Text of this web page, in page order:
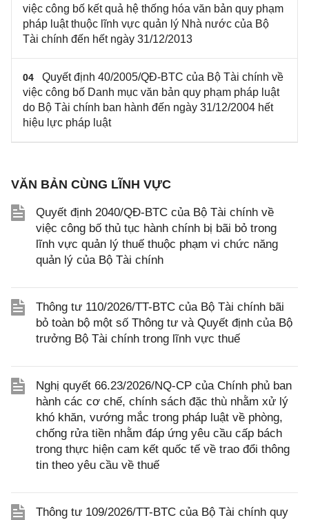
việc công bố kết quả hệ thống hóa văn bản quy phạm
pháp luật thuộc lĩnh vực quản lý Nhà nước của Bộ
Tài chính đến hết ngày 31/12/2013
04
Quyết định 40/2005/QĐ-BTC của Bộ Tài chính về
việc công bố Danh mục văn bản quy phạm pháp luật
do Bộ Tài chính ban hành đến ngày 31/12/2004 hết
hiệu lực pháp luật
VĂN BẢN CÙNG LĨNH VỰC
Quyết định 2040/QĐ-BTC của Bộ Tài chính về
việc công bố thủ tục hành chính bị bãi bỏ trong
lĩnh vực quản lý thuế thuộc phạm vi chức năng
quản lý của Bộ Tài chính
Thông tư 110/2026/TT-BTC của Bộ Tài chính bãi
bỏ toàn bộ một số Thông tư và Quyết định của Bộ
trưởng Bộ Tài chính trong lĩnh vực thuế
Nghị quyết 66.23/2026/NQ-CP của Chính phủ ban
hành các cơ chế, chính sách đặc thù nhằm xử lý
khó khăn, vướng mắc trong pháp luật về phòng,
chống rửa tiền nhằm đáp ứng yêu cầu cấp bách
trong thực hiện cam kết quốc tế về trao đổi thông
tin theo yêu cầu về thuế
Thông tư 109/2026/TT-BTC của Bộ Tài chính quy